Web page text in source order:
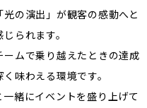
の演出」が観客の感動へと
られます。
ムで乗り越えたときの達成
味わえる環境です。
緒にイベントを盛り上げて